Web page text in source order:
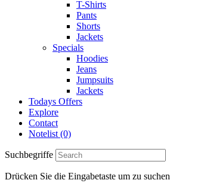
T-Shirts
Pants
Shorts
Jackets
Specials
Hoodies
Jeans
Jumpsuits
Jackets
Todays Offers
Explore
Contact
Notelist (0)
Suchbegriffe
Drücken Sie die Eingabetaste um zu suchen